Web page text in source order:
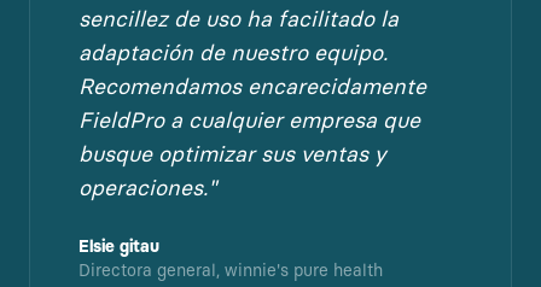
sencillez de uso ha facilitado la
adaptación de nuestro equipo.
Recomendamos encarecidamente
FieldPro a cualquier empresa que
busque optimizar sus ventas y
operaciones."
Elsie gitau
Directora general, winnie's pure health